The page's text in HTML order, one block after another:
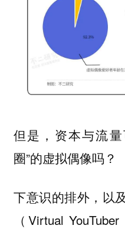
但是，资本与流
圈”的虚拟偶像吗？
下意识的排外，以
（Virtual